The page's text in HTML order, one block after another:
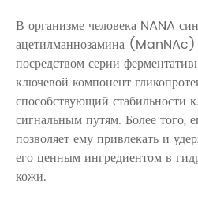
В организме человека NANA
ацетилманнозамина (ManNAc)
посредством серии
ключевой компонент
способствующий стабильности
сигнальным путям. Более того,
позволяет ему привлекать и
его ценным ингредиентом в
кожи.